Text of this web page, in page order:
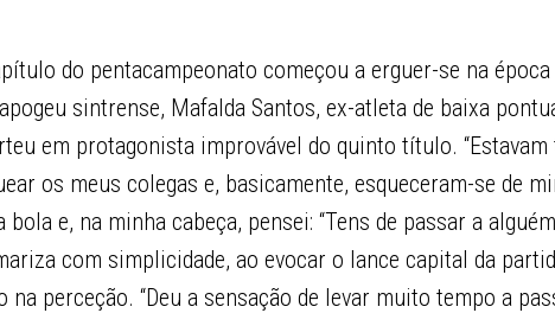
do pentacampeonato começou a erguer-se na
sintrense, Mafalda Santos, ex-atleta de baixa
em protagonista improvável do quinto título. “Estavam
os meus colegas e, basicamente, esqueceram-se de
e, na minha cabeça, pensei: “Tens de passar a
com simplicidade, ao evocar o lance capital da
na perceção. “Deu a sensação de levar muito tempo a